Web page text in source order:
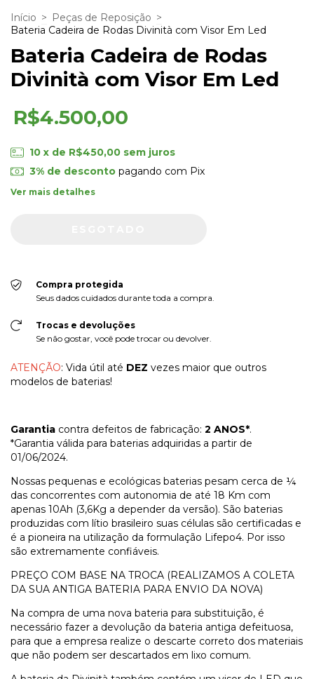
Início > Peças de Reposição >
Bateria Cadeira de Rodas Divinità com Visor Em Led
Bateria Cadeira de Rodas
Divinità com Visor Em Led
R$4.500,00
10 x de R$450,00 sem juros
3% de descontopagando com Pix
Ver mais detalhes
Compra protegida
Seus dados cuidados durante toda a compra.
Trocas e devoluções
Se não gostar, você pode trocar ou devolver.
ATENÇÃO: Vida útil até DEZ vezes maior que outros
modelos de baterias!
Garantia contra defeitos de fabricação: 2 ANOS*.
*Garantia válida para baterias adquiridas a partir de
01/06/2024.
Nossas pequenas e ecológicas baterias pesam cerca de ¼
das concorrentes com autonomia de até 18 Km com
apenas 10Ah (3,6Kg a depender da versão). São baterias
produzidas com lítio brasileiro suas células são certificadas e
é a pioneira na utilização da formulação Lifepo4. Por isso
são extremamente confiáveis.
PREÇO COM BASE NA TROCA (REALIZAMOS A COLETA
DA SUA ANTIGA BATERIA PARA ENVIO DA NOVA)
Na compra de uma nova bateria para substituição, é
necessário fazer a devolução da bateria antiga defeituosa,
para que a empresa realize o descarte correto dos materiais
que não podem ser descartados em lixo comum.